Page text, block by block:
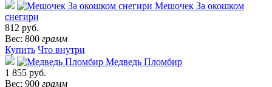
Мешочек За окошком
снегири
812 руб.
Вес: 800 грамм
Купить Что внутри
Медведь Пломбир
1 855 руб.
Вес: 900 грамм